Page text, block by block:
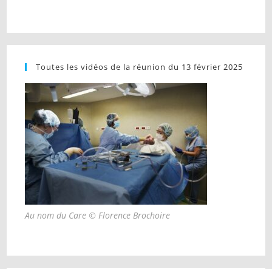
Toutes les vidéos de la réunion du 13 février 2025
Au nom du Care © Florence Brochoire